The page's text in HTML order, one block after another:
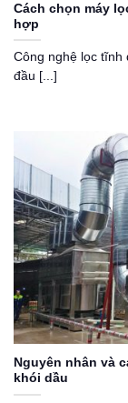
Cách chọn máy
hợp
Công nghệ lọc tĩnh
đầu [...]
Nguyên nhân và
khói dầu